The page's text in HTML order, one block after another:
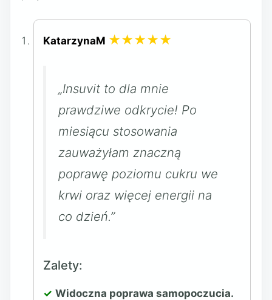
KatarzynaM ★★★★★
„Insuvit to dla mnie
prawdziwe odkrycie! Po
miesiącu stosowania
zauważyłam znaczną
poprawę poziomu cukru we
krwi oraz więcej energii na
co dzień.”
Zalety:
Widoczna poprawa samopoczucia.